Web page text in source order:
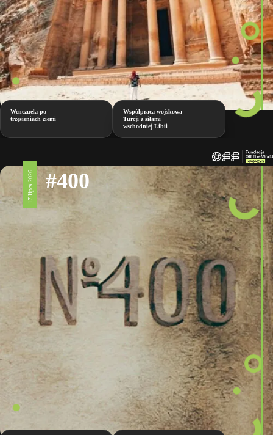
Wenezuela po
trzęsieniach ziemi
Współpraca wojskowa
Turcji z siłami
wschodniej Libii
17 lipca 2026 #400